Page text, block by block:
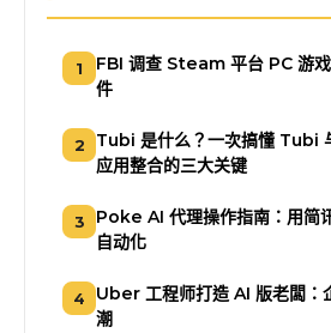
1
FBI 调查 Steam 平台 PC 游
件
2
Tubi 是什么？一次搞懂 Tubi
应用整合的三大关键
3
Poke AI 代理操作指南：用简
自动化
4
Uber 工程师打造 AI 版老闆：
潮